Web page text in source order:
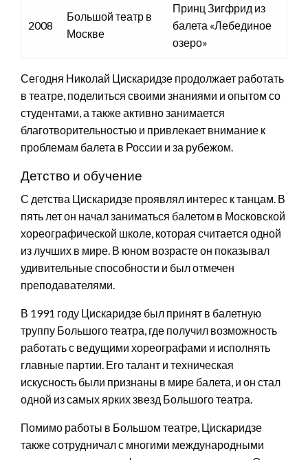
2008
Большой театр в
Москве
Принц Зигфрид из
балета «Лебединое
озеро»
Сегодня Николай Цискаридзе продолжает работать
в театре, поделиться своими знаниями и опытом со
студентами, а также активно занимается
благотворительностью и привлекает внимание к
проблемам балета в России и за рубежом.
Детство и обучение
С детства Цискаридзе проявлял интерес к танцам. В
пять лет он начал заниматься балетом в Московской
хореографической школе, которая считается одной
из лучших в мире. В юном возрасте он показывал
удивительные способности и был отмечен
преподавателями.
В 1991 году Цискаридзе был принят в балетную
труппу Большого театра, где получил возможность
работать с ведущими хореографами и исполнять
главные партии. Его талант и техническая
искусность были признаны в мире балета, и он стал
одной из самых ярких звезд Большого театра.
Помимо работы в Большом театре, Цискаридзе
также сотрудничал с многими международными